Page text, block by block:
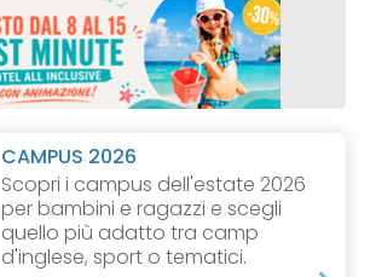
CAMPUS 2026
Scopri i campus dell'estate 2026
per bambini e ragazzi e scegli
quello più adatto tra camp
d'inglese, sport o tematici.